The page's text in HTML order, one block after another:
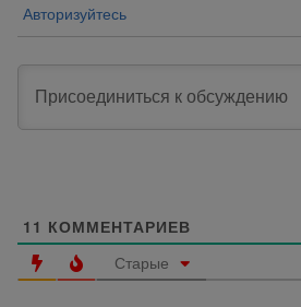
Авторизуйтесь
11 КОММЕНТАРИЕВ
Старые